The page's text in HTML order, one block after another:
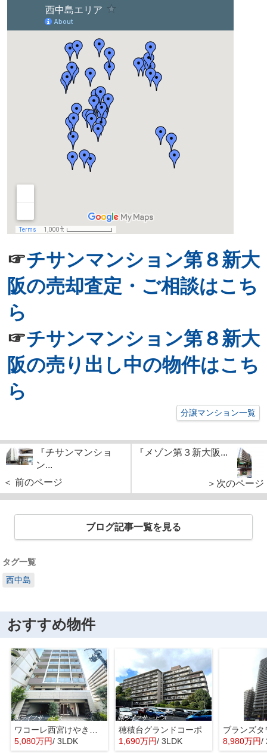
☞チサンマンション第８新大
阪の売却査定・ご相談はこち
ら
☞チサンマンション第８新大
阪の売り出し中の物件はこち
ら
分譲マンション一覧
『チサンマンショ
ン...
＜ 前のページ
『メゾン第３新大阪...
＞次のページ
ブログ記事一覧を見る
タグ一覧
西中島
おすすめ物件
5,080万円/ 3LDK
穂積台グランドコーポ
1,690万円/ 3LDK 8,980万円/